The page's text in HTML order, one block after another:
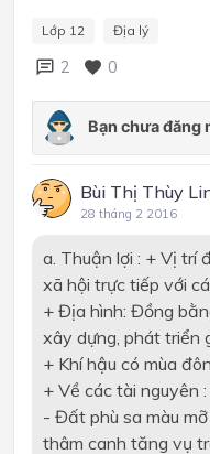
Lớp 12 Địa lý
2 0
Bùi Thị Thùy
28 tháng 2 2016
a. Thuận lợi : + Vị trí
xã hội trực tiếp với
+ Địa hình: Đồng
xây dựng, phát triển
+ Khí hậu có mùa
+ Về các tài nguyên :
- Đất phù sa màu
thâm canh tăng vụ